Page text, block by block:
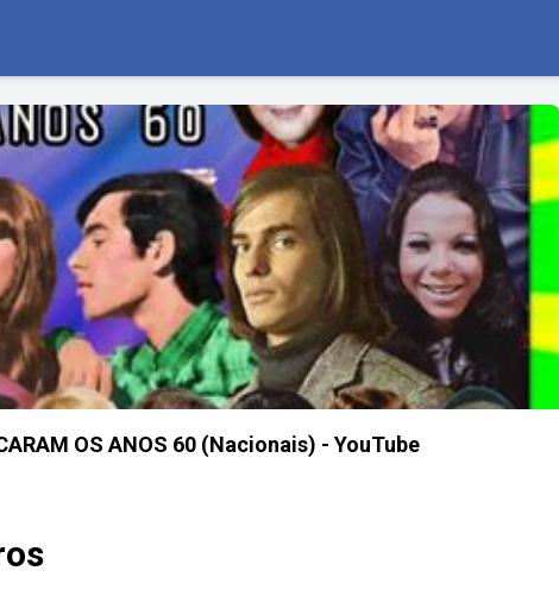
OS ANOS 60 (Nacionais) - YouTube